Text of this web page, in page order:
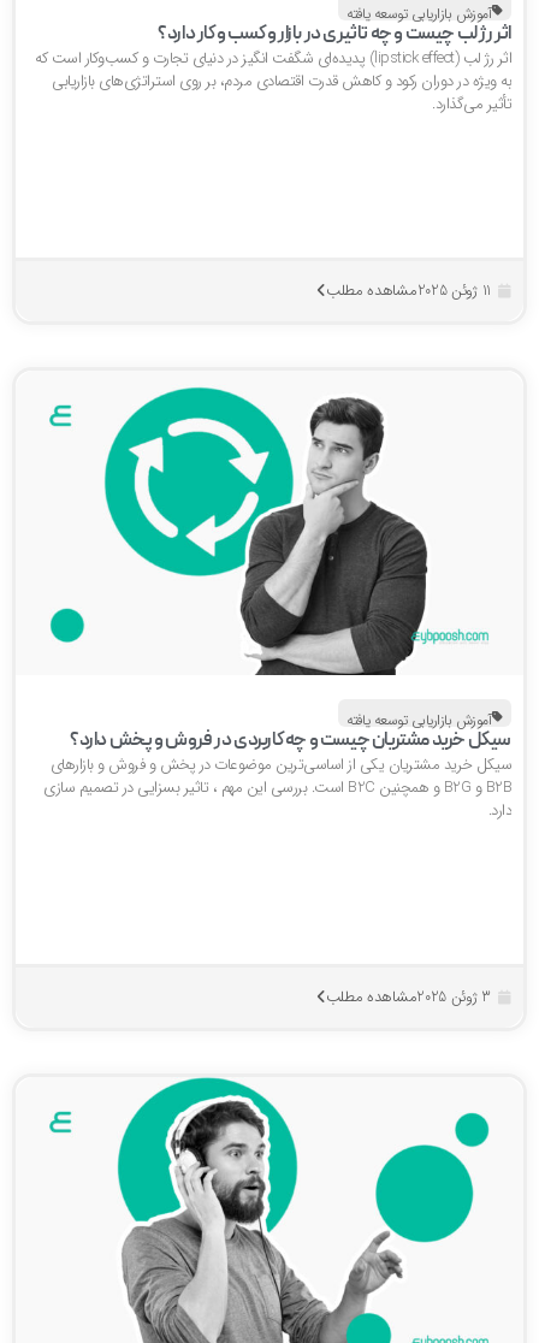
آموزش بازاریابی توسعه یافته
رژ لب چیست و چه تاثیری در بازار و کسب و کار دارد؟
اثر رژ لب (lipstick effect) پدیده‌ای شگفت انگیز در دنیای تجارت و کسب‌وکار است که
ویژه در دوران رکود و کاهش قدرت اقتصادی مردم، بر روی استراتژی‌های بازاریابی
می‌گذارد.
مشاهده مطلب
آموزش بازاریابی توسعه یافته
خرید مشتریان چیست و چه کاربردی در فروش و پخش دارد؟
خرید مشتریان یکی از اساسی‌ترین موضوعات در پخش و فروش و بازارهای
B2B و B2G و همچنین B2C است. بررسی این مهم ، تاثیر بسزایی در تصمیم سازی
مشاهده مطلب